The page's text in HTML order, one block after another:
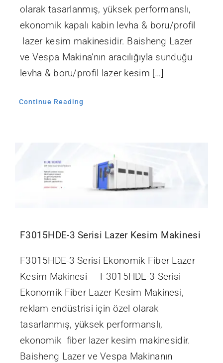
olarak tasarlanmış, yüksek performanslı,
ekonomik kapalı kabin levha & boru/profil
lazer kesim makinesidir. Baisheng Lazer
ve Vespa Makina’nın aracılığıyla sunduğu
levha & boru/profil lazer kesim […]
Continue Reading
F3015HDE-3 Serisi Lazer Kesim Makinesi
F3015HDE-3 Serisi Ekonomik Fiber Lazer
Kesim Makinesi F3015HDE-3 Serisi
Ekonomik Fiber Lazer Kesim Makinesi,
reklam endüstrisi için özel olarak
tasarlanmış, yüksek performanslı,
ekonomik fiber lazer kesim makinesidir.
Baisheng Lazer ve Vespa Makinanın